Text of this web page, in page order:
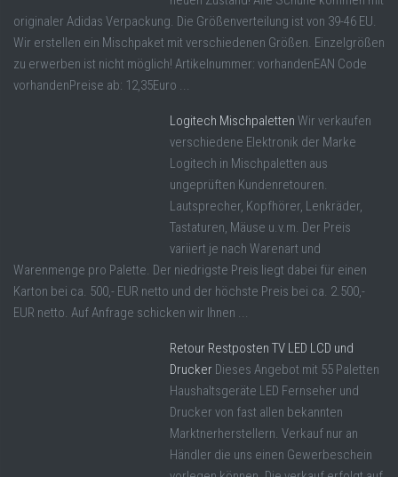
originaler Adidas Verpackung. Die Größenverteilung ist von 39-46 EU.
Wir erstellen ein Mischpaket mit verschiedenen Größen. Einzelgrößen
zu erwerben ist nicht möglich! Artikelnummer: vorhandenEAN Code
vorhandenPreise ab: 12,35Euro ...
Logitech Mischpaletten Wir verkaufen
verschiedene Elektronik der Marke
Logitech in Mischpaletten aus
ungeprüften Kundenretouren.
Lautsprecher, Kopfhörer, Lenkräder,
Tastaturen, Mäuse u.v.m. Der Preis
variiert je nach Warenart und
Warenmenge pro Palette. Der niedrigste Preis liegt dabei für einen
Karton bei ca. 500,- EUR netto und der höchste Preis bei ca. 2.500,-
EUR netto. Auf Anfrage schicken wir Ihnen ...
Retour Restposten TV LED LCD und
Drucker Dieses Angebot mit 55 Paletten
Haushaltsgeräte LED Fernseher und
Drucker von fast allen bekannten
Marktnerherstellern. Verkauf nur an
Händler die uns einen Gewerbeschein